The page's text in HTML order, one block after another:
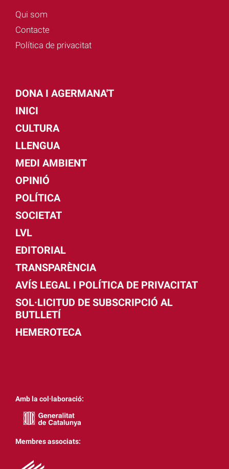
Qui som
Contacte
Política de privacitat
DONA I AGERMANA'T
INICI
CULTURA
LLENGUA
MEDI AMBIENT
OPINIÓ
POLÍTICA
SOCIETAT
LVL
EDITORIAL
TRANSPARÈNCIA
AVÍS LEGAL I POLÍTICA DE PRIVACITAT
SOL·LICITUD DE SUBSCRIPCIÓ AL
BUTLLETÍ
HEMEROTECA
Amb la col·laboració:
Membres associats: